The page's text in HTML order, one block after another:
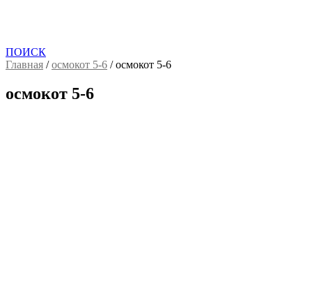
ПОИСК
Главная /осмокот 5-6 /осмокот 5-6
осмокот 5-6